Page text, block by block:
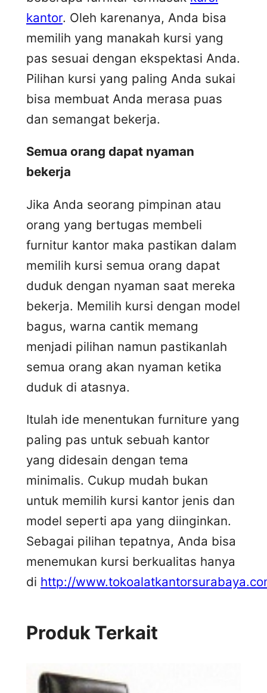
kantor. Oleh karenanya, Anda bisa
memilih yang manakah kursi yang
pas sesuai dengan ekspektasi Anda.
Pilihan kursi yang paling Anda sukai
bisa membuat Anda merasa puas
dan semangat bekerja.
Semua orang dapat nyaman
bekerja
Jika Anda seorang pimpinan atau
orang yang bertugas membeli
furnitur kantor maka pastikan dalam
memilih kursi semua orang dapat
duduk dengan nyaman saat mereka
bekerja. Memilih kursi dengan model
bagus, warna cantik memang
menjadi pilihan namun pastikanlah
semua orang akan nyaman ketika
duduk di atasnya.
Itulah ide menentukan furniture yang
paling pas untuk sebuah kantor
yang didesain dengan tema
minimalis. Cukup mudah bukan
untuk memilih kursi kantor jenis dan
model seperti apa yang diinginkan.
Sebagai pilihan tepatnya, Anda bisa
menemukan kursi berkualitas hanya
di http://
Produk Terkait